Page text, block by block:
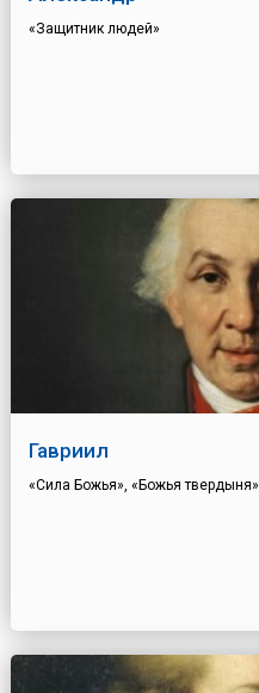
«Защитник людей»
Гавриил
«Сила Божья», «Божья твердыня»